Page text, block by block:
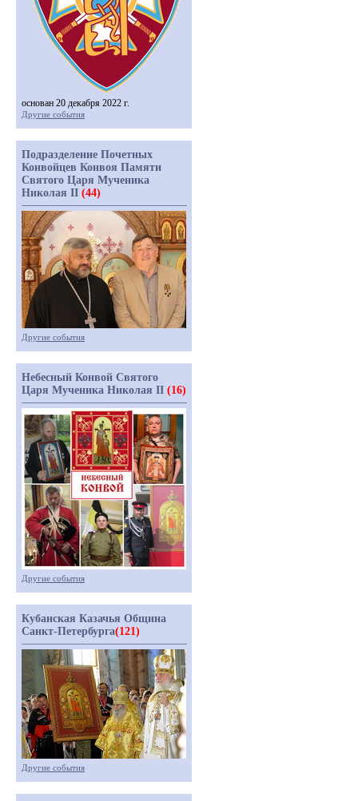
основан 20 декабря 2022 г.
Другие события
Подразделение Почетных
Конвойцев Конвоя Памяти
Святого Царя Мученика
Николая II (44)
Другие события
Небесный Конвой Святого
Царя Мученика Николая II (16)
Другие события
Кубанская Казачья Община
Санкт-Петербурга(121)
Другие события